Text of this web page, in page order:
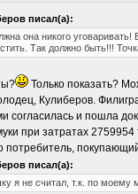
писал(а):
она никого
Так должно быть!!!
Только показать?
Кулиберов.
согласилась и пошла
при затратах
потребитель,
писал(а):
я не считал, т.к. по моему